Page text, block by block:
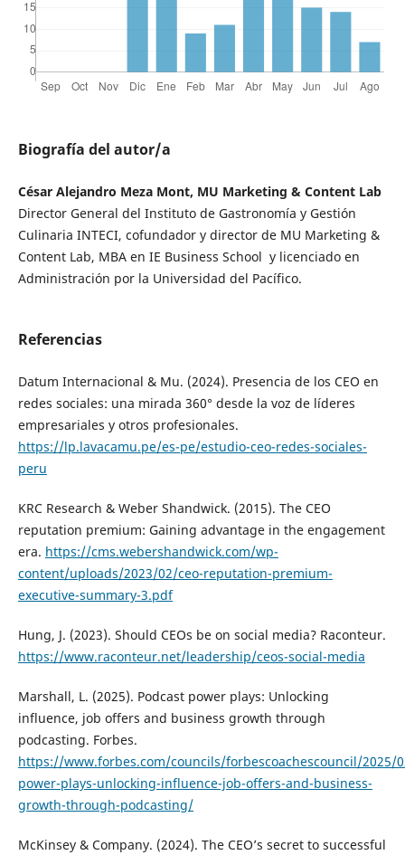
Biografía del autor/a
César Alejandro Meza Mont, MU Marketing & Content Lab
Director General del Instituto de Gastronomía y Gestión
Culinaria INTECI, cofundador y director de MU Marketing &
Content Lab, MBA en IE Business School y licenciado en
Administración por la Universidad del Pacífico.
Referencias
Datum Internacional & Mu. (2024). Presencia de los CEO en
redes sociales: una mirada 360° desde la voz de líderes
empresariales y otros profesionales.
https://lp.lavacamu.pe/es-pe/estudio-ceo-redes-sociales-
peru
KRC Research & Weber Shandwick. (2015). The CEO
reputation premium: Gaining advantage in the engagement
era. https://cms.webershandwick.com/wp-
content/uploads/2023/02/ceo-reputation-premium-
executive-summary-3.pdf
Hung, J. (2023). Should CEOs be on social media? Raconteur.
https://www.raconteur.net/leadership/ceos-social-media
Marshall, L. (2025). Podcast power plays: Unlocking
influence, job offers and business growth through
podcasting. Forbes.
https://www.forbes.com/councils/forbescoachescouncil/2025/
power-plays-unlocking-influence-job-offers-and-business-
growth-through-podcasting/
McKinsey & Company. (2024). The CEO’s secret to successful